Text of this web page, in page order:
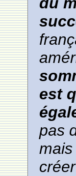
est
pas